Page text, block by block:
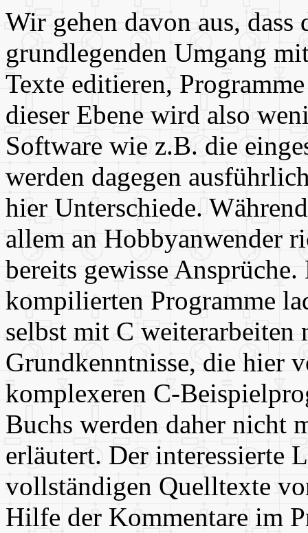
Wir gehen davon aus,
grundlegenden Umgang
Texte editieren,
dieser Ebene wird also
Software wie z.B. die
werden dagegen
hier Unterschiede.
allem an Hobbyanwender
bereits gewisse
kompilierten Programme
selbst mit C weiterarbeiten
Grundkenntnisse, die hier
komplexeren C-
Buchs werden daher nicht
erläutert. Der interessierte
vollständigen Quelltexte
Hilfe der Kommentare im